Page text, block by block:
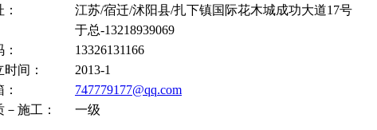
江苏/宿迁/沭阳县/扎下镇国际花木城成功大道17号
于总-13218939069
13326131166
间：
2013-1
747779177@qq.com
施工：
一级